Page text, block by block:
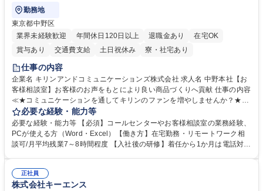
勤務地
東京都中野区
業界未経験歓迎
年間休日120日以上 退職金あり
在宅OK
賞与あり
交通費支給 土日祝休み 寮・社宅あり
仕事の内容
企業名 キリンアンドコミュニケーションズ株式会社 求人名 中野本社【お
客様相談室】お客様のお声をもとにより良い商品づくりへ貢献 仕事の内容
≪★コミュニケーションを通してキリンのファンを増やしませんか？★≫
お客様のお声をより良い商品づくりに活かしていく上で、窓口となるお客
様相談室でのお仕事です。 日々お客様からいただくキリングループへのご
意見を、企業活動に活かしています。お客様からの声に迅速かつ誠意をも
って対応、情報提供するとともにグループ内活動に反映しています。 【具
平均100件前後■メール・手紙：同上40件前後 募集職種 中野本社【お客様
相談室】お客様のお声をもとにより良い商品づくりへ貢献
必要な経験・能力等
必要な経験・能力等 【必須】コールセンターやお客様相談室の業務経験、
PCが使える方（Word・Excel）【働き方】在宅勤務・リモートワーク相
談可/月平均残業7～8時間程度 【入社後の研修】着任から1か月は電話対応
すのでご安心ください。 【当社について】キリングループの広報機能を担
う会社として、お客様との出会いを大切にし、磨き上げたホスピタリティ
正社員
株式会社キーエンス